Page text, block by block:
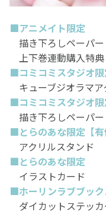
■アニメイト限定
描き下ろしペーパー
上下巻連動購入特典
■コミコミスタジオ限
キューブジオラマア
■コミコミスタジオ
描き下ろしペーパー
■とらのあな限定 【
アクリルスタンド
■とらのあな限定
イラストカード
■ホーリンラブブッ
ダイカットステッカ